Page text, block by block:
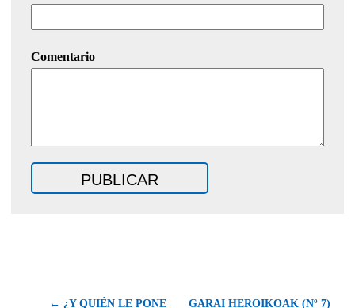
Comentario
← ¿Y QUIÉN LE PONE GARAI HEROIKOAK (Nº 7)